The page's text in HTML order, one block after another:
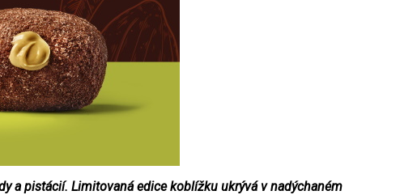
a pistácií. Limitovaná edice koblížku ukrývá v nadýchaném